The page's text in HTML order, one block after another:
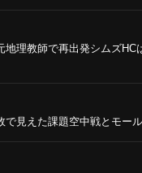
地理教師で再出発シムズHC
で見えた課題空中戦とモー